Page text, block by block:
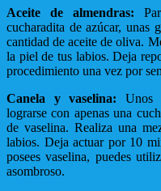
Aceite de almendras:
cucharadita de azúcar, unas
cantidad de aceite de oliva.
la piel de tus labios. Deja
procedimiento una vez por
Canela y vaselina: Unos
lograrse con apenas una
de vaselina. Realiza una
labios. Deja actuar por 10
posees vaselina, puedes
asombroso.